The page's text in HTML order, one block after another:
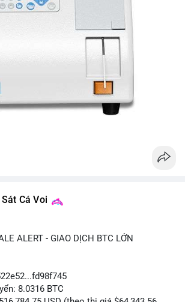
Cá Voi
ALERT - GIAO DỊCH BTC LỚN
8.0316 BTC